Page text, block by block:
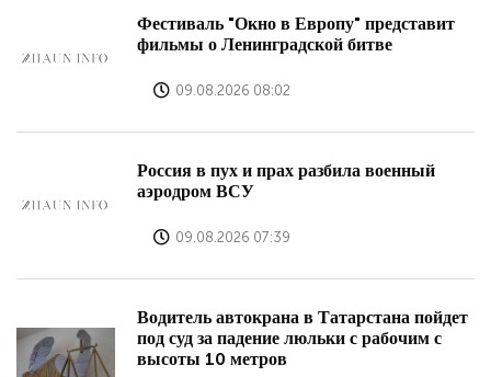
Фестиваль "Окно в Европу" представит
фильмы о Ленинградской битве
09.08.2026 08:02
Россия в пух и прах разбила военный
аэродром ВСУ
09.08.2026 07:39
Водитель автокрана в Татарстана пойдет
под суд за падение люльки с рабочим с
высоты 10 метров